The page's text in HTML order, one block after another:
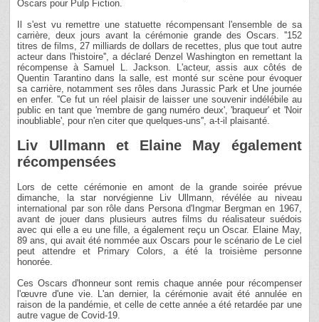
Oscars pour Pulp Fiction.
Il s'est vu remettre une statuette récompensant l'ensemble de sa
carrière, deux jours avant la cérémonie grande des Oscars. ''152
titres de films, 27 milliards de dollars de recettes, plus que tout autre
acteur dans l'histoire'', a déclaré Denzel Washington en remettant la
récompense à Samuel L. Jackson. L'acteur, assis aux côtés de
Quentin Tarantino dans la salle, est monté sur scène pour évoquer
sa carrière, notamment ses rôles dans Jurassic Park et Une journée
en enfer. ''Ce fut un réel plaisir de laisser une souvenir indélébile au
public en tant que 'membre de gang numéro deux', 'braqueur' et 'Noir
inoubliable', pour n'en citer que quelques-uns'', a-t-il plaisanté.
Liv Ullmann et Elaine May également
récompensées
Lors de cette cérémonie en amont de la grande soirée prévue
dimanche, la star norvégienne Liv Ullmann, révélée au niveau
international par son rôle dans Persona d'Ingmar Bergman en 1967,
avant de jouer dans plusieurs autres films du réalisateur suédois
avec qui elle a eu une fille, a également reçu un Oscar. Elaine May,
89 ans, qui avait été nommée aux Oscars pour le scénario de Le ciel
peut attendre et Primary Colors, a été la troisième personne
honorée.
Ces Oscars d'honneur sont remis chaque année pour récompenser
l'œuvre d'une vie. L'an dernier, la cérémonie avait été annulée en
raison de la pandémie, et celle de cette année a été retardée par une
autre vague de Covid-19.